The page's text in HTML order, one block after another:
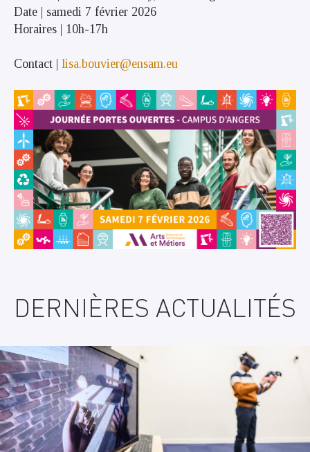
Date | samedi 7 février 2026
Horaires | 10h-17h
Contact | lisa.bouvier@ensam.eu
DERNIÈRES ACTUALITÉS